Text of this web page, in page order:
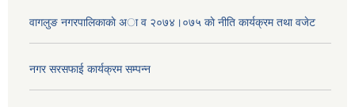
वागलुङ नगरपालिकाकाे अा‍ व २०७४।०७५ काे नीति कार्यक्रम तथा वजेट
नगर सरसफाई कार्यक्रम सम्पन्न